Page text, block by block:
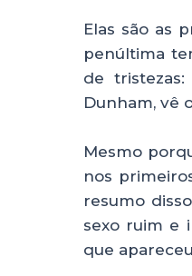
Elas são as
penúltima
de
Dunham, vê
Mesmo
nos
resumo
sexo ruim e
que